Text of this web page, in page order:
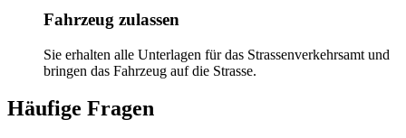
Fahrzeug zulassen
Sie erhalten alle Unterlagen für das Strassenverkehrsamt und
bringen das Fahrzeug auf die Strasse.
Häufige Fragen